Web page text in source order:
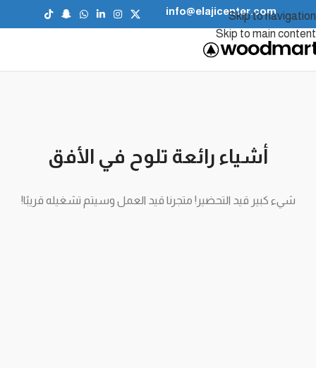
Skip to navigation
Skip to main content
info@elajicenter.com
أشياء رائعة تلوح في الأفق
شيء كبير قيد التحضير! متجرنا قيد العمل وسيتم تشغيله قريبًا!